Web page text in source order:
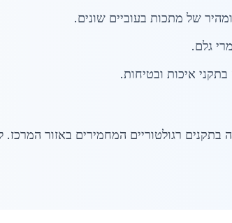
איכות ובטיחות.
רגולטוריים המחמירים באזור המרכז.